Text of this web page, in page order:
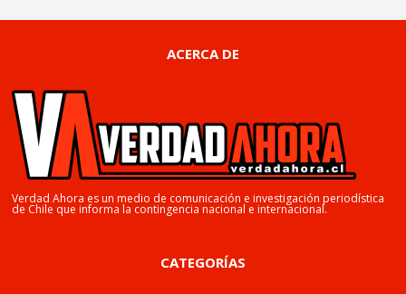
ACERCA DE
Verdad Ahora es un medio de comunicación e investigación periodística
de Chile que informa la contingencia nacional e internacional.
CATEGORÍAS